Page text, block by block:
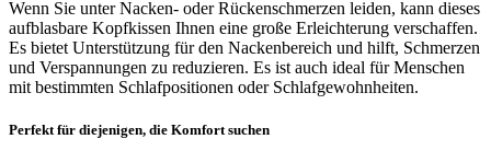
Wenn Sie unter Nacken- oder Rückenschmerzen leiden, kann dieses
aufblasbare Kopfkissen Ihnen eine große Erleichterung verschaffen.
Es bietet Unterstützung für den Nackenbereich und hilft, Schmerzen
und Verspannungen zu reduzieren. Es ist auch ideal für Menschen
mit bestimmten Schlafpositionen oder Schlafgewohnheiten.
Perfekt für diejenigen, die Komfort suchen